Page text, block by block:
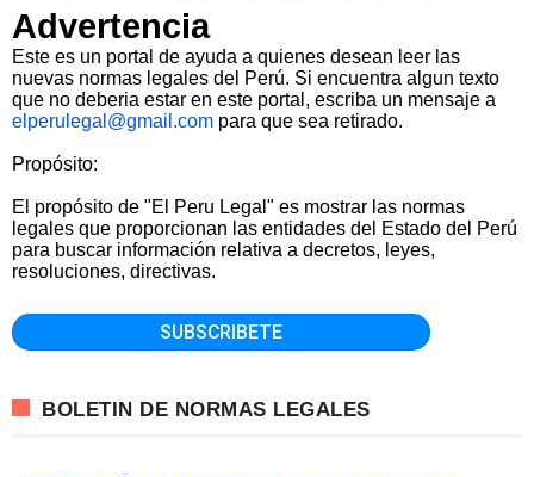
Advertencia
Este es un portal de ayuda a quienes desean leer las
nuevas normas legales del Perú. Si encuentra algun texto
que no deberia estar en este portal, escriba un mensaje a
elperulegal@gmail.com para que sea retirado.
Propósito:
El propósito de "El Peru Legal" es mostrar las normas
legales que proporcionan las entidades del Estado del Perú
para buscar información relativa a decretos, leyes,
resoluciones, directivas.
BOLETIN DE NORMAS LEGALES